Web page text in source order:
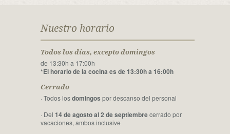
Nuestro horario
Todos los días, excepto domingos
de 13:30h a 17:00h
*El horario de la cocina es de 13:30h a 16:00h
Cerrado
· Todos losdomingos por descanso del personal
· Del 14 de agosto al 2 de septiembrecerrado por
vacaciones, ambos inclusive